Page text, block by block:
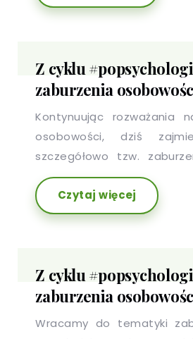
Kiedy możemy zatem
Z cyklu
zaburzenia
Kontynuując rozważania
osobowości, dziś
szczegółowo tzw.
ekscentrycznymi, czyli wiązką
Czytaj więcej
Z cyklu
zaburzenia
Wracamy do tematyki